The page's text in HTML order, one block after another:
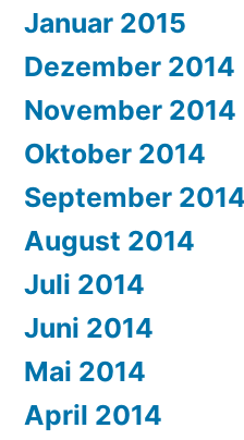
Januar 2015
Dezember 2014
November 2014
Oktober 2014
September 2014
August 2014
Juli 2014
Juni 2014
Mai 2014
April 2014